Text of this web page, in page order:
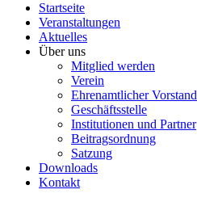
Startseite
Veranstaltungen
Aktuelles
Über uns
Mitglied werden
Verein
Ehrenamtlicher Vorstand
Geschäftsstelle
Institutionen und Partner
Beitragsordnung
Satzung
Downloads
Kontakt